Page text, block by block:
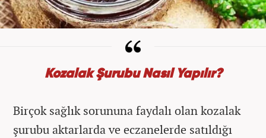
Kozalak Şurubu Nasıl Yapılır?
Birçok sağlık sorununa faydalı olan kozalak
şurubu aktarlarda ve eczanelerde satıldığı